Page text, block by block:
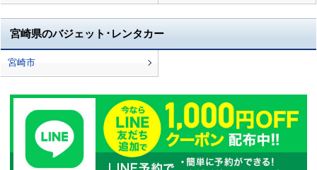
宮崎県のバジェット･レンタカー
宮崎市